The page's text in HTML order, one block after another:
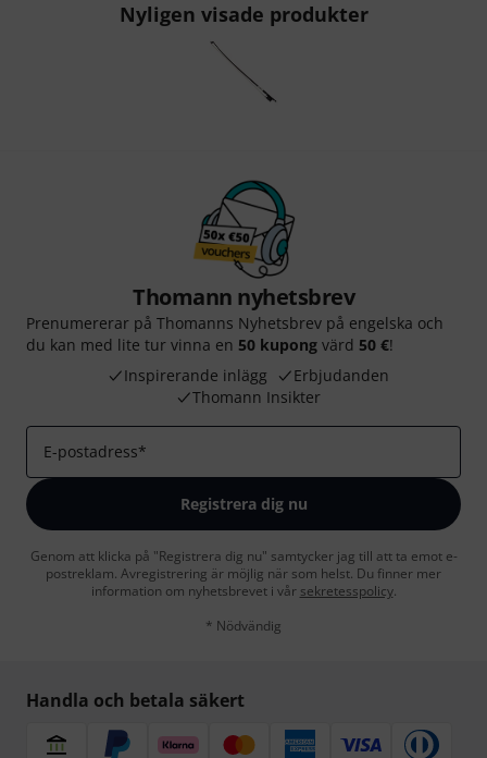
Nyligen visade produkter
Thomann nyhetsbrev
Prenumererar på Thomanns Nyhetsbrev på engelska och
du kan med lite tur vinna en 50 kupong värd 50 €!
Inspirerande inlägg
Erbjudanden
Thomann Insikter
E-postadress*
Registrera dig nu
Genom att klicka på "Registrera dig nu" samtycker jag till att ta emot e-
postreklam. Avregistrering är möjlig när som helst. Du finner mer
information om nyhetsbrevet i vår sekretesspolicy.
* Nödvändig
Handla och betala säkert